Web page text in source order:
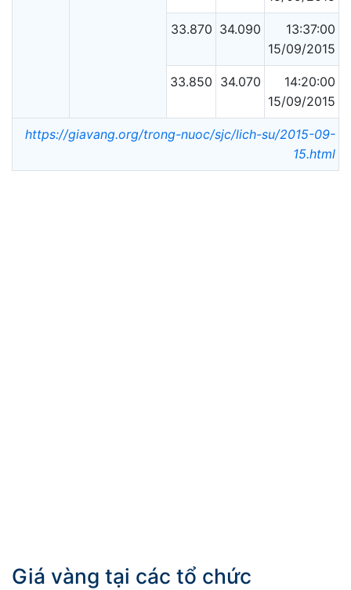
33.870 34.090
13:37:00
15/09/2015
33.850 34.070
14:20:00
15/09/2015
https://giavang.org/trong-nuoc/sjc/lich-su/2015-09-
15.html
Giá vàng tại các tổ chức